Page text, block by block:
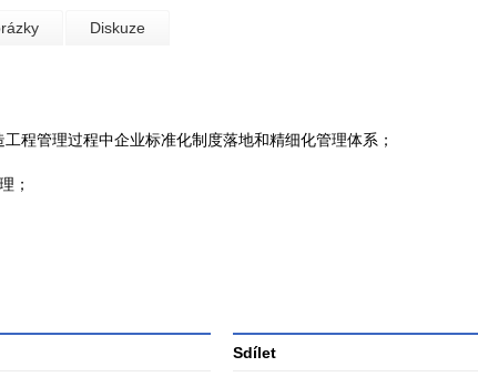
Diskuze
程管理过程中企业标准化制度落地和精细化管理体系；
；
Sdílet